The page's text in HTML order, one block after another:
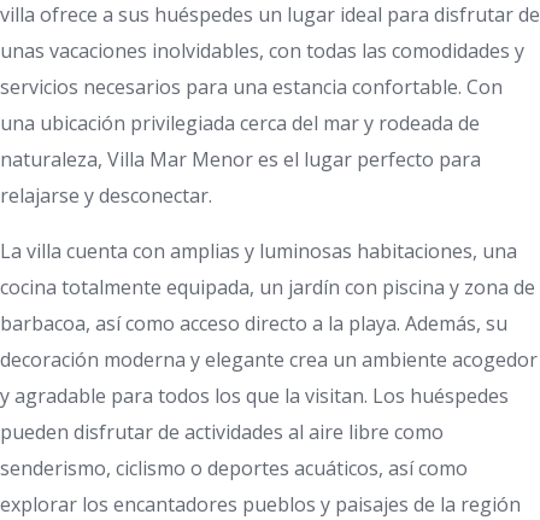
villa ofrece a sus huéspedes un lugar ideal para disfrutar de
unas vacaciones inolvidables, con todas las comodidades y
servicios necesarios para una estancia confortable. Con
una ubicación privilegiada cerca del mar y rodeada de
naturaleza, Villa Mar Menor es el lugar perfecto para
relajarse y desconectar.
La villa cuenta con amplias y luminosas habitaciones, una
cocina totalmente equipada, un jardín con piscina y zona de
barbacoa, así como acceso directo a la playa. Además, su
decoración moderna y elegante crea un ambiente acogedor
y agradable para todos los que la visitan. Los huéspedes
pueden disfrutar de actividades al aire libre como
senderismo, ciclismo o deportes acuáticos, así como
explorar los encantadores pueblos y paisajes de la región